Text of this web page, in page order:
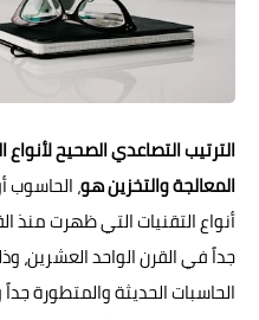
الترتيب التصاعدي الصحيح
المعالجة والتخزين هو، الحاسوب
أنواعالتقنياتالتي ظهرت منذ
جداً في القرن الواحد العشرين،
الحاسبات الحديثة والمتطورة